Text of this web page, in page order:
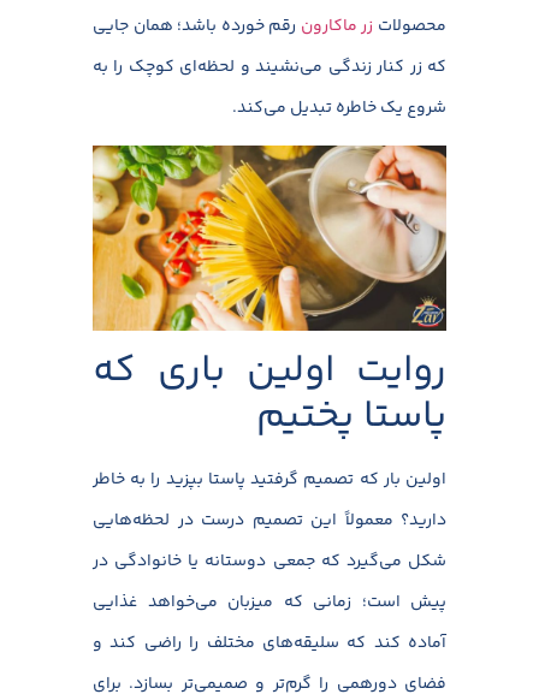
محصولات زر ماکارون رقم خورده باشد؛ همان جایی
که زر کنار زندگی می‌نشیند و لحظه‌ای کوچک را به
شروع یک خاطره تبدیل می‌کند.
روایت اولین باری که
پاستا پختیم
اولین بار که تصمیم گرفتید پاستا بپزید را به خاطر
دارید؟ معمولاً این تصمیم درست در لحظه‌هایی
شکل می‌گیرد که جمعی دوستانه یا خانوادگی در
پیش است؛ زمانی که میزبان می‌خواهد غذایی
آماده کند که سلیقه‌های مختلف را راضی کند و
فضای دورهمی را گرم‌تر و صمیمی‌تر بسازد. برای